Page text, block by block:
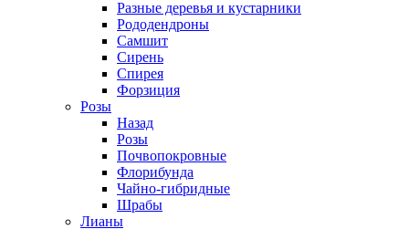
Разные деревья и кустарники
Рододендроны
Самшит
Сирень
Спирея
Форзиция
Розы
Назад
Розы
Почвопокровные
Флорибунда
Чайно-гибридные
Шрабы
Лианы